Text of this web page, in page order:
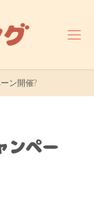
ン開催?
ンペー